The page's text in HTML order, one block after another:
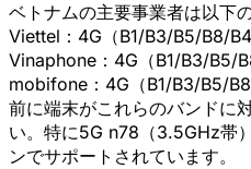
ベトナムの主要事業者は以下
Viettel：4G（B1/B3/B5/B8/
Vinaphone：4G（B1/B3/B5/
mobifone：4G（B1/B3/B5/
前に端末がこれらのバンドに
い。特に5G n78（3.5GHz帯
ンでサポートされています。